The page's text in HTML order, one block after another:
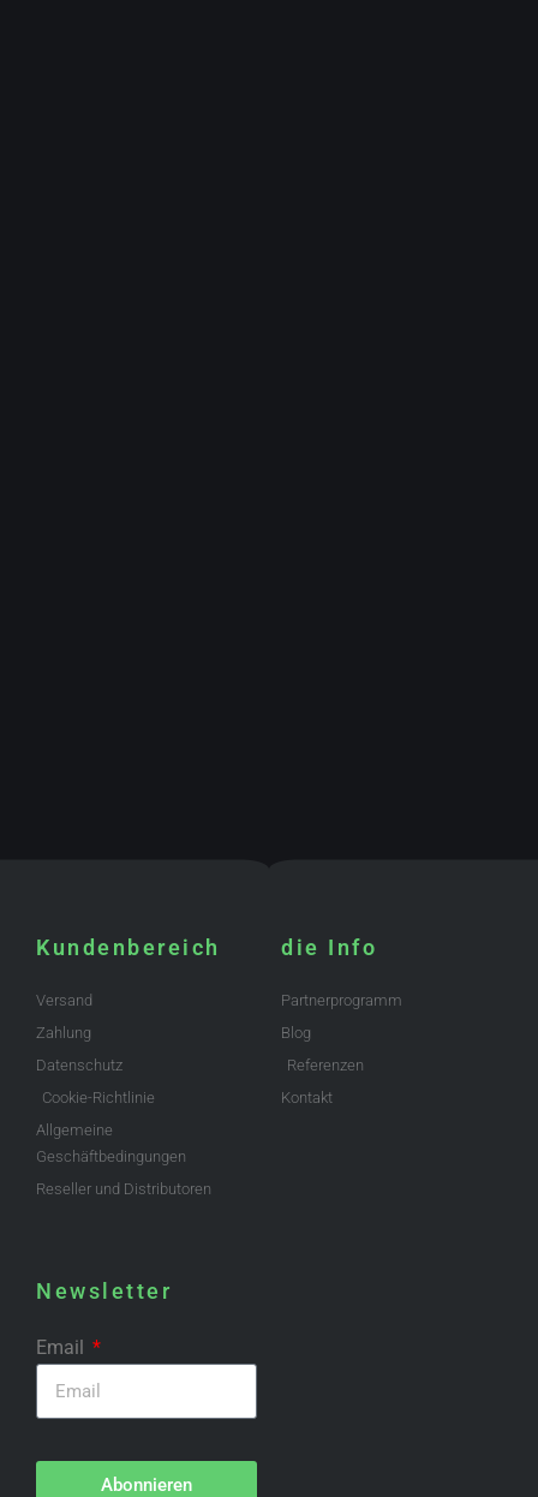
Kundenbereich
Versand
Zahlung
Datenschutz
Cookie-Richtlinie
Allgemeine
Geschäftbedingungen
Reseller und Distributoren
die Info
Partnerprogramm
Blog
Referenzen
Kontakt
Newsletter
Email
Abonnieren